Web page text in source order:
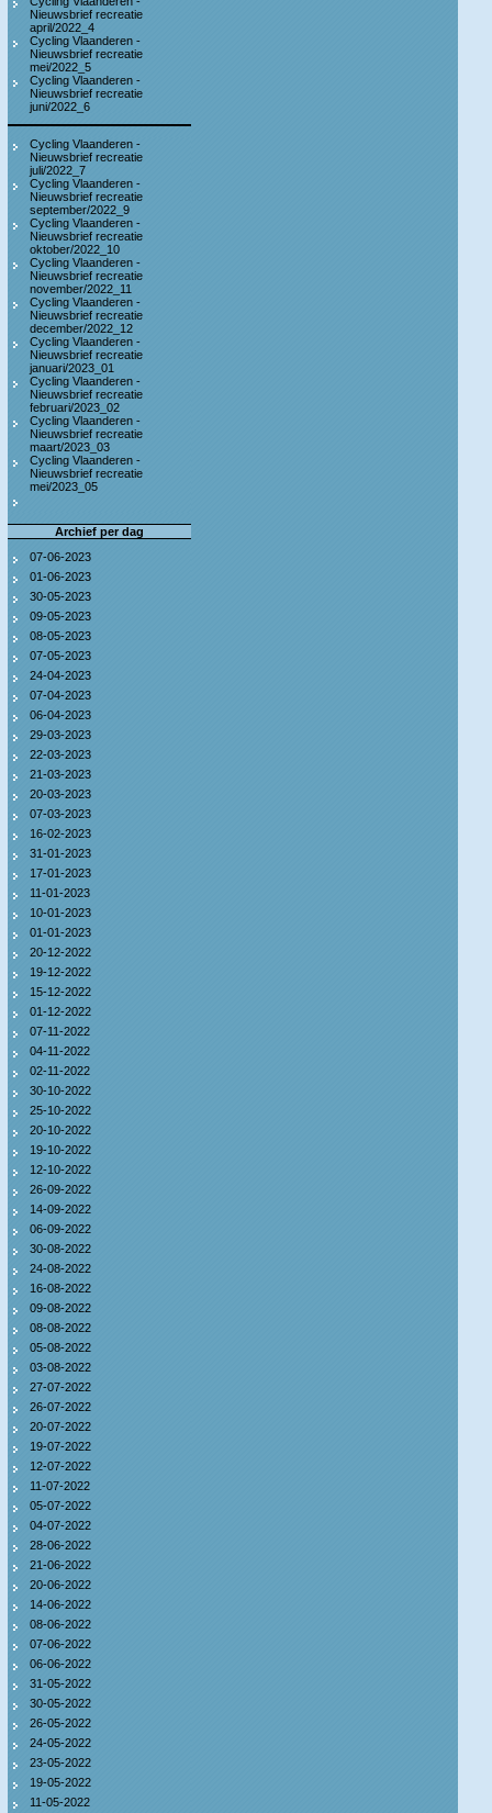
Nieuwsbrief recreatie
april/2022_4
Cycling Vlaanderen -
Nieuwsbrief recreatie
mei/2022_5
Cycling Vlaanderen -
Nieuwsbrief recreatie
juni/2022_6
Cycling Vlaanderen -
Nieuwsbrief recreatie
juli/2022_7
Cycling Vlaanderen -
Nieuwsbrief recreatie
september/2022_9
Cycling Vlaanderen -
Nieuwsbrief recreatie
oktober/2022_10
Cycling Vlaanderen -
Nieuwsbrief recreatie
november/2022_11
Cycling Vlaanderen -
Nieuwsbrief recreatie
december/2022_12
Cycling Vlaanderen -
Nieuwsbrief recreatie
januari/2023_01
Cycling Vlaanderen -
Nieuwsbrief recreatie
februari/2023_02
Cycling Vlaanderen -
Nieuwsbrief recreatie
maart/2023_03
Cycling Vlaanderen -
Nieuwsbrief recreatie
mei/2023_05
Archief per dag
07-06-2023
01-06-2023
30-05-2023
09-05-2023
08-05-2023
07-05-2023
24-04-2023
07-04-2023
06-04-2023
29-03-2023
22-03-2023
21-03-2023
20-03-2023
07-03-2023
16-02-2023
31-01-2023
17-01-2023
11-01-2023
10-01-2023
01-01-2023
20-12-2022
19-12-2022
15-12-2022
01-12-2022
07-11-2022
04-11-2022
02-11-2022
30-10-2022
25-10-2022
20-10-2022
19-10-2022
12-10-2022
26-09-2022
14-09-2022
06-09-2022
30-08-2022
24-08-2022
16-08-2022
09-08-2022
08-08-2022
05-08-2022
03-08-2022
27-07-2022
26-07-2022
20-07-2022
19-07-2022
12-07-2022
11-07-2022
05-07-2022
04-07-2022
28-06-2022
21-06-2022
20-06-2022
14-06-2022
08-06-2022
07-06-2022
06-06-2022
31-05-2022
30-05-2022
26-05-2022
24-05-2022
23-05-2022
19-05-2022
11-05-2022